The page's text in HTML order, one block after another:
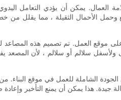
العمال. يمكن أن يؤدي التعامل
وحمل الأحمال الثقيلة ، مما يقلل
موقع العمل. تم تصميم هذه المصاعد
سلالم أو سلالم ، لأن المصعد
الشاملة للعمل في موقع